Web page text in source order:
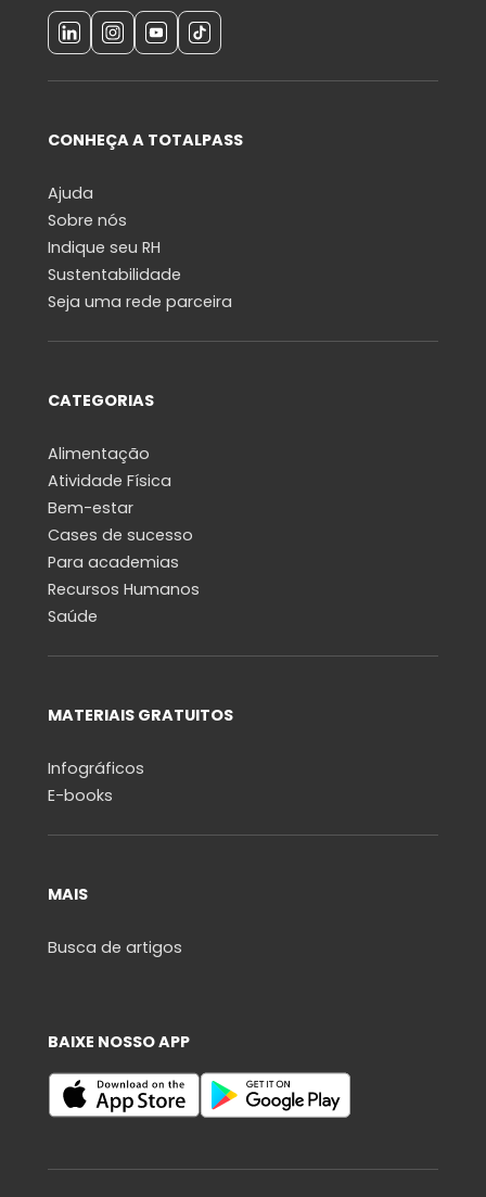
CONHEÇA A TOTALPASS
Ajuda
Sobre nós
Indique seu RH
Sustentabilidade
Seja uma rede parceira
CATEGORIAS
Alimentação
Atividade Física
Bem-estar
Cases de sucesso
Para academias
Recursos Humanos
Saúde
MATERIAIS GRATUITOS
Infográficos
E-books
MAIS
Busca de artigos
BAIXE NOSSO APP